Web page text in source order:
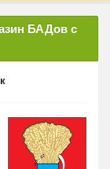
БАДов с